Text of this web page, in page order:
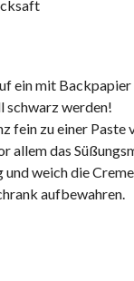
ein mit
schwarz werden!
fein zu einer
allem das
weich die
aufbewahren.